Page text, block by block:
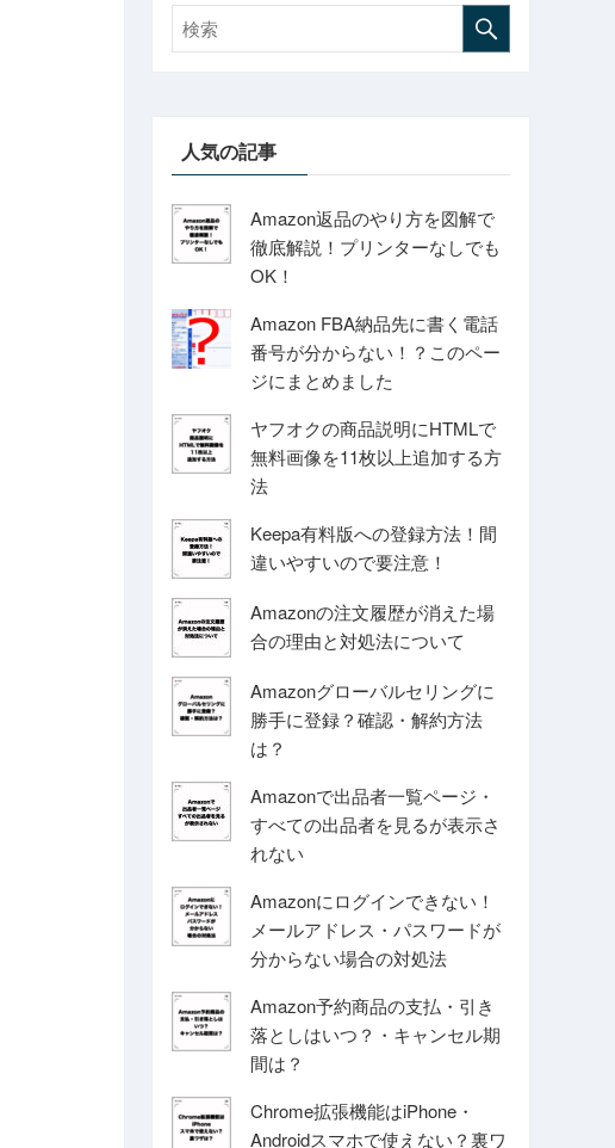
人気の記事
Amazon返品のやり方を図解で
徹底解説！プリンターなしでも
OK！
Amazon FBA納品先に書く電話
番号が分からない！？このペー
ジにまとめました
ヤフオクの商品説明にHTMLで
無料画像を11枚以上追加する方
法
Keepa有料版への登録方法！間
違いやすいので要注意！
Amazonの注文履歴が消えた場
合の理由と対処法について
Amazonグローバルセリングに
勝手に登録？確認・解約方法
は？
Amazonで出品者一覧ページ・
すべての出品者を見るが表示さ
れない
Amazonにログインできない！
メールアドレス・パスワードが
分からない場合の対処法
Amazon予約商品の支払・引き
落としはいつ？・キャンセル期
間は？
Chrome拡張機能はiPhone・
Androidスマホで使えない？裏ワ